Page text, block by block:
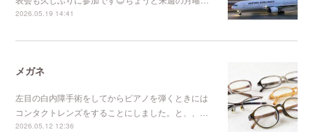
2026.05.19 14:41
メガネ
左目の白内障手術をしてからピアノを弾くときには
コンタクトレンズをすることにしました。と、、…
2026.05.12 12:36